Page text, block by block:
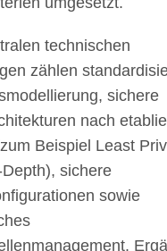
technischen
zählen
sichere
nach
Beispiel Least
sichere
sowie